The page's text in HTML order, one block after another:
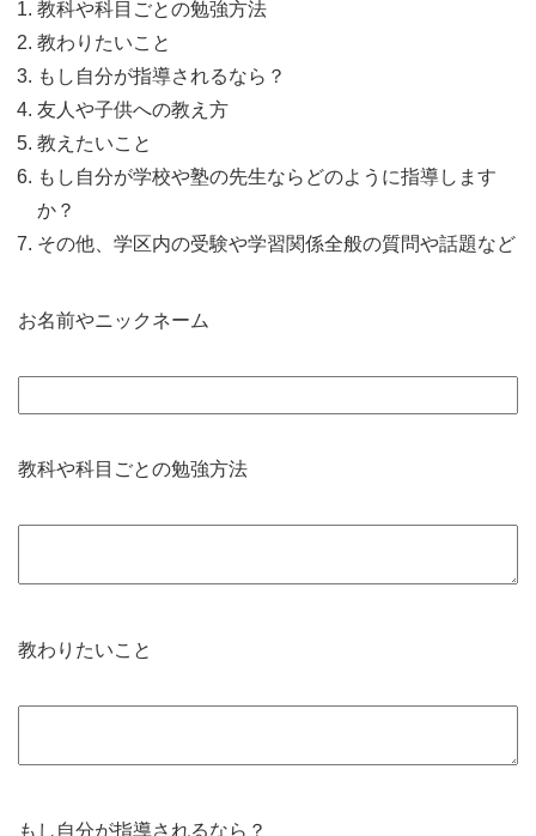
教科や科目ごとの勉強方法
教わりたいこと
もし自分が指導されるなら？
友人や子供への教え方
教えたいこと
もし自分が学校や塾の先生ならどのように指導します
か？
その他、学区内の受験や学習関係全般の質問や話題など
お名前やニックネーム
教科や科目ごとの勉強方法
教わりたいこと
もし自分が指導されるなら？